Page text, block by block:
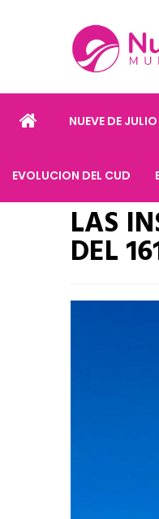
NUEVE DE JULIO
EVOLUCION DEL CUD
LAS
DEL